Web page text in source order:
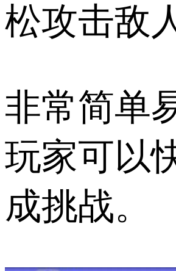
松攻击敌
非常简单
玩家可以
成挑战。